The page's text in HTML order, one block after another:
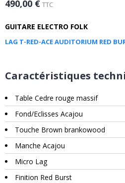
490,00 € TTC
GUITARE ELECTRO FOLK
LAG T-RED-ACE AUDITORIUM RED
Caractéristiques
Table Cedre rouge massif
Fond/Eclisses Acajou
Touche Brown brankowood
Manche Acajou
Micro Lag
Finition Red Burst